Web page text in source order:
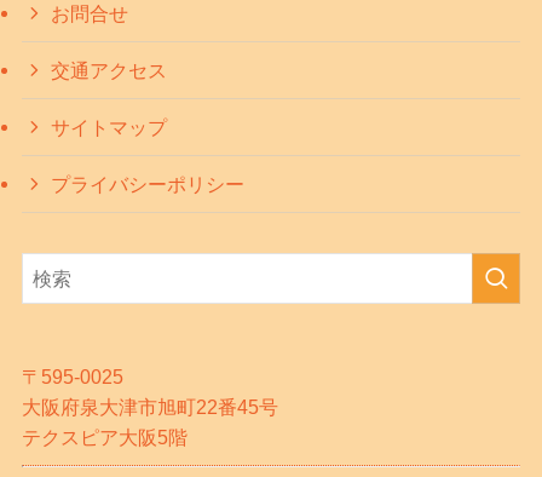
お問合せ
交通アクセス
サイトマップ
プライバシーポリシー
〒595-0025
大阪府泉大津市旭町22番45号
テクスピア大阪5階